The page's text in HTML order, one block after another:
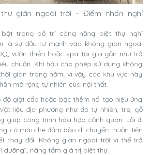
giãn ngoài trời – Điểm nhấn nghỉ
bật trong bố trí công năng biệt thự nghỉ
là sự đầu tư mạnh vào không gian ngoài
vườn thiền hoặc spa tại gia gần như trở
chuẩn. Khí hậu cho phép sử dụng không
gian trong năm, vì vậy các khu vực này
mở rộng tự nhiên của nội thất.
độ giật cấp hoặc bậc thềm nổi tạo hiệu ứng
liệu địa phương như đá tự nhiên, tre, gỗ
giúp công trình hòa hợp cảnh quan. Lối đi
có mái che đảm bảo di chuyển thuận tiện
thay đổi. Không gian ngoài trời vì thế trở
dưỡng”, nâng tầm giá trị biệt thự.